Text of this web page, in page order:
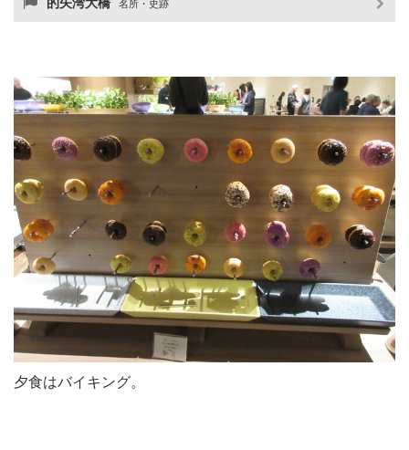
名所・史跡
夕食はバイキング。